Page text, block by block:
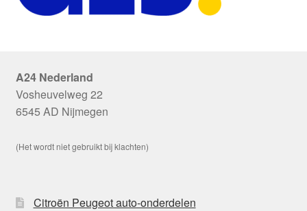
A24 Nederland
Vosheuvelweg 22
6545 AD Nijmegen
(Het wordt niet gebruikt bij klachten)
Citroën Peugeot auto-onderdelen